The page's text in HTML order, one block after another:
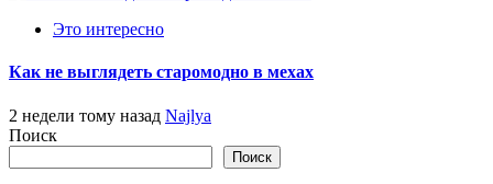
Это интересно
Как не выглядеть старомодно в мехах
2 недели тому назад Najlya
Поиск
Поиск